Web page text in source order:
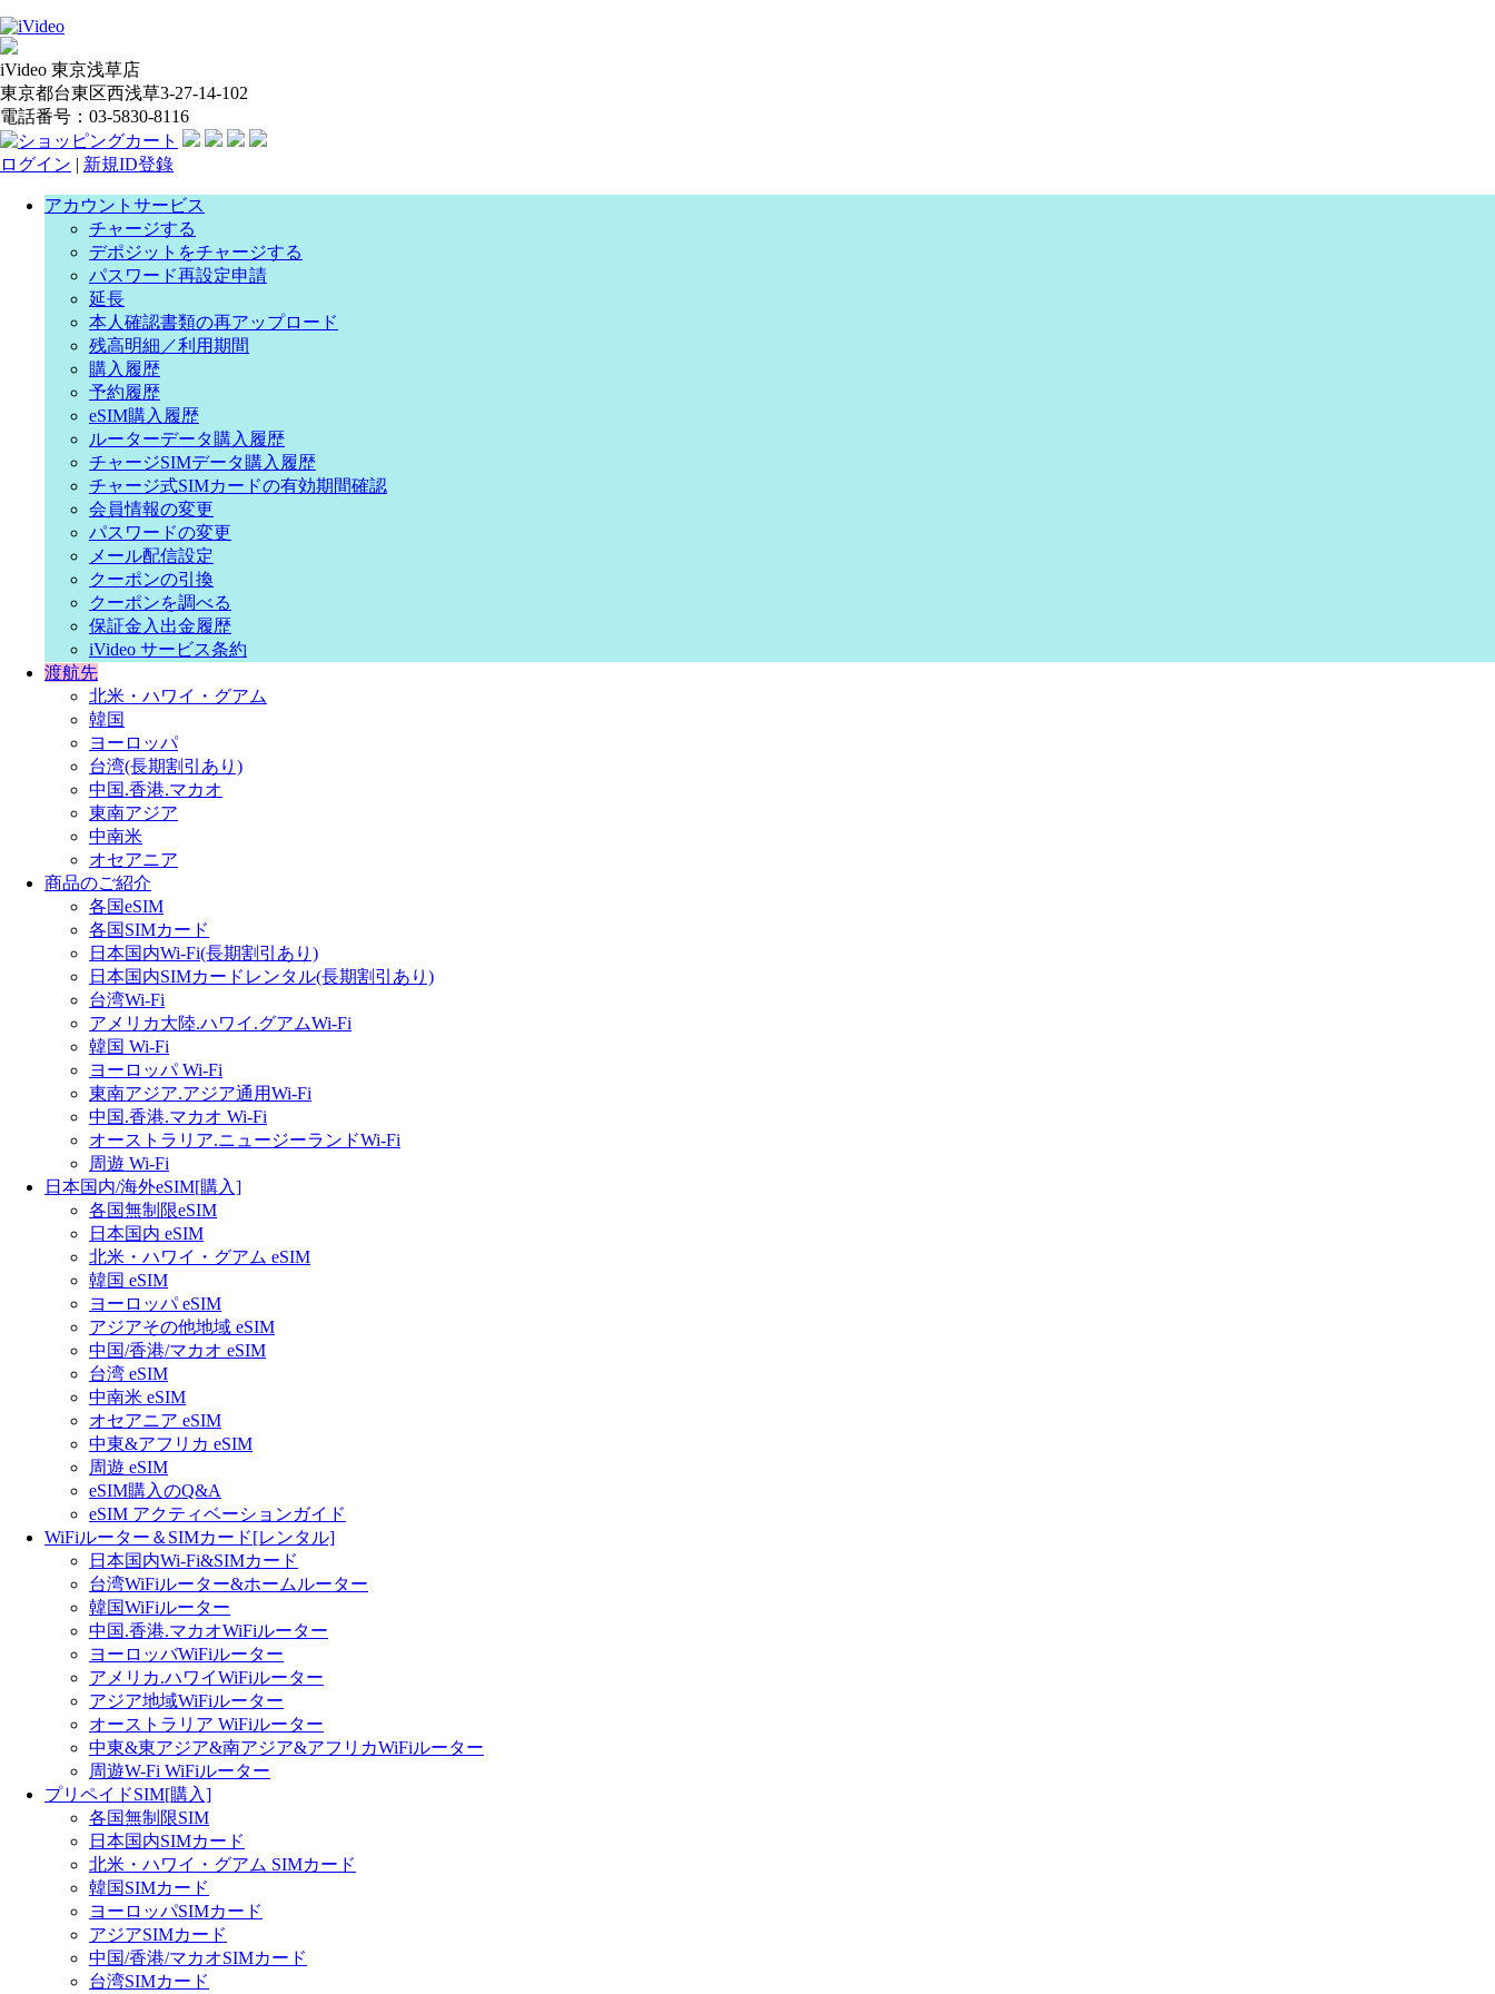
iVideo 東京浅草店
東京都台東区西浅草3-27-14-102
電話番号：03-5830-8116
ログイン | 新規ID登錄
アカウントサービス
チャージする
デポジットをチャージする
パスワード再設定申請
延長
本人確認書類の再アップロード
残高明細／利用期間
購入履歴
予約履歴
eSIM購入履歴
ルーターデータ購入履歴
チャージSIMデータ購入履歴
チャージ式SIMカードの有効期間確認
会員情報の変更
パスワードの変更
メール配信設定
クーポンの引換
クーポンを調べる
保証金入出金履歴
iVideo サービス条約
渡航先
北米・ハワイ・グアム
韓国
ヨーロッパ
台湾(長期割引あり)
中国.香港.マカオ
東南アジア
中南米
オセアニア
商品のご紹介
各国eSIM
各国SIMカード
日本国内Wi-Fi(長期割引あり)
日本国内SIMカードレンタル(長期割引あり)
台湾Wi-Fi
アメリカ大陸.ハワイ.グアムWi-Fi
韓国 Wi-Fi
ヨーロッパ Wi-Fi
東南アジア.アジア通用Wi-Fi
中国.香港.マカオ Wi-Fi
オーストラリア.ニュージーランドWi-Fi
周遊 Wi-Fi
日本国内/海外eSIM[購入]
各国無制限eSIM
日本国内 eSIM
北米・ハワイ・グアム eSIM
韓国 eSIM
ヨーロッパ eSIM
アジアその他地域 eSIM
中国/香港/マカオ eSIM
台湾 eSIM
中南米 eSIM
オセアニア eSIM
中東&アフリカ eSIM
周遊 eSIM
eSIM購入のQ&A
eSIM アクティベーションガイド
WiFiルーター＆SIMカード[レンタル]
日本国内Wi-Fi&SIMカード
台湾WiFiルーター&ホームルーター
韓国WiFiルーター
中国.香港.マカオWiFiルーター
ヨーロッバWiFiルーター
アメリカ.ハワイWiFiルーター
アジア地域WiFiルーター
オーストラリア WiFiルーター
中東&東アジア&南アジア&アフリカWiFiルーター
周遊W-Fi WiFiルーター
プリペイドSIM[購入]
各国無制限SIM
日本国内SIMカード
北米・ハワイ・グアム SIMカード
韓国SIMカード
ヨーロッパSIMカード
アジアSIMカード
中国/香港/マカオSIMカード
台湾SIMカード